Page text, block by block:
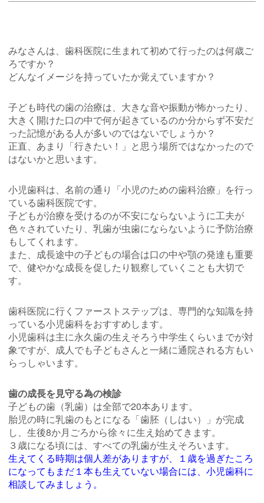
みなさんは、歯科医院に生まれて初めて行ったのは何歳ご
ろですか？
どんなイメージを持っていたか覚えていますか？
子ども時代の歯の治療は、大きな音や振動が怖かったり、
大きく開けた口の中で何が起きているのか分からず不安だ
った記憶がある人が多いのではないでしょうか？
正直、あまり「行きたい！」と思う場所ではなかったので
はないかと思います。
小児歯科は、名前の通り「小児のための歯科治療」を行っ
ている歯科医院です。
子どもが治療を受けるのが不安にならないように工夫が
色々されていたり、乳歯が虫歯にならないように予防治療
もしてくれます。
また、成長途中の子どもの場合は口の中や顎の発達も重要
で、健やかな成長を促したり観察していくことも大切で
す。
歯科医院に行くファーストステップは、専門的な知識を持
っている小児歯科をおすすめします。
小児歯科は主に永久歯の生えそろう中学生くらいまでが対
象ですが、成人でも子どもさんと一緒に通院される方もい
らっしゃいます。
歯の成長を見守る為の検診
子どもの歯（乳歯）は全部で20本あります。
胎児の時に乳歯のもとになる「歯胚（しはい）」が完成
し、生後8か月ごろから徐々に生え始めてきます。
３歳になる頃には、すべての乳歯が生えそろいます。
生えてくる時期は個人差がありますが、１歳を過ぎたころ
になってもまだ１本も生えていない場合には、小児歯科に
相談してみましょう。